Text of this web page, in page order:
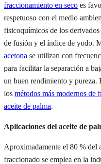
fraccionamiento en seco es
respetuoso con el medio
fisicoquímicos de los
de fusión y el índice de yodo.
acetona se utilizan con
para facilitar la separación a
un buen rendimiento y pureza.
los métodos más modernos de
aceite de palma.
Aplicaciones del aceite de
Aproximadamente el 80 % del
fraccionado se emplea en la